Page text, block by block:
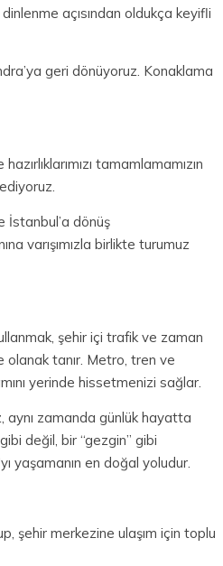
açısından oldukça keyifli
geri dönüyoruz. Konaklama
tamamlamamızın
İstanbul’a dönüş
varışımızla birlikte turumuz
şehir içi trafik ve zaman
olanak tanır. Metro, tren ve
yerinde hissetmenizi sağlar.
aynı zamanda günlük hayatta
değil, bir “gezgin” gibi
yaşamanın en doğal yoludur.
şehir merkezine ulaşım için toplu